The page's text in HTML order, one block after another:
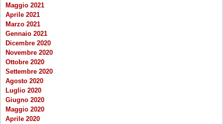
Maggio 2021
Aprile 2021
Marzo 2021
Gennaio 2021
Dicembre 2020
Novembre 2020
Ottobre 2020
Settembre 2020
Agosto 2020
Luglio 2020
Giugno 2020
Maggio 2020
Aprile 2020